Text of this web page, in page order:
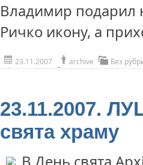
Владимир подарил
Ричко икону, а
23.11.2007 archive Без
23.11.2007.
свята храму